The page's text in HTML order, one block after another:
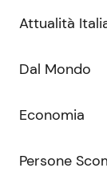
Attualità
Dal Mondo
Economia
Persone